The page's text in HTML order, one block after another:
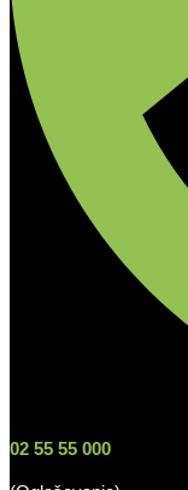
02 55 55 000